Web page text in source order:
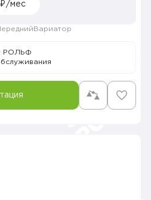
₽/мес
Вариатор
РОЛЬФ